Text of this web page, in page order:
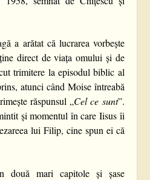
a arătat că lucrarea vorbește
direct de viața omului și de
trimitere la episodul biblic al
atunci când Moise întreabă
răspunsul „Cel ce sunt”.
și momentul în care Iisus îi
lui Filip, cine spun ei că
două mari capitole și șase